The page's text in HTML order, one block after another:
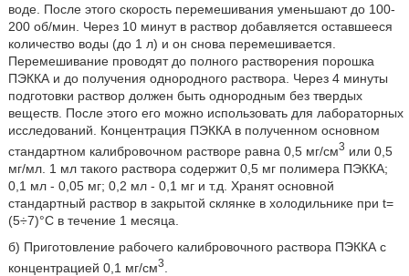
воде. После этого скорость перемешивания уменьшают до 100-
200 об/мин. Через 10 минут в раствор добавляется оставшееся
количество воды (до 1 л) и он снова перемешивается.
Перемешивание проводят до полного растворения порошка
ПЭККА и до получения однородного раствора. Через 4 минуты
подготовки раствор должен быть однородным без твердых
веществ. После этого его можно использовать для лабораторных
исследований. Концентрация ПЭККА в полученном основном
стандартном калибровочном растворе равна 0,5 мг/см3 или 0,5
мг/мл. 1 мл такого раствора содержит 0,5 мг полимера ПЭККА;
0,1 мл - 0,05 мг; 0,2 мл - 0,1 мг и т.д. Хранят основной
стандартный раствор в закрытой склянке в холодильнике при t=
(5÷7)°С в течение 1 месяца.
б) Приготовление рабочего калибровочного раствора ПЭККА с
концентрацией 0,1 мг/см3